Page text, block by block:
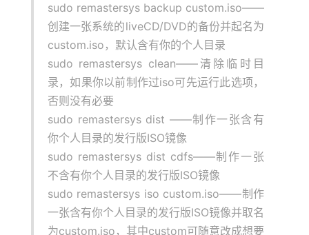
sudo remastersys backup custom.iso——
创建一张系统的liveCD/DVD的备份并起名为
custom.iso，默认含有你的个人目录
sudo remastersys clean——清除临时目
录，如果你以前制作过iso可先运行此选项，
否则没有必要
sudo remastersys dist ——制作一张含有
你个人目录的发行版ISO镜像
sudo remastersys dist cdfs——制作一张
不含有你个人目录的发行版ISO镜像
sudo remastersys iso custom.iso——制作
一张含有你个人目录的发行版ISO镜像并取名
为custom.iso，其中custom可随意改成想要